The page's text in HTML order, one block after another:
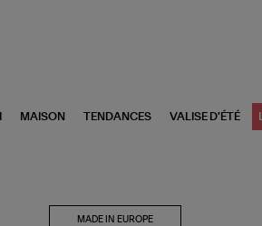
MAISON TENDANCES VALISE D'ÉTÉ
MADE IN EUROPE